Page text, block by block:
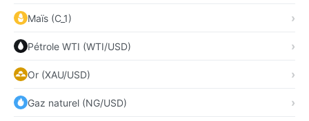
Maïs (C_1)
Pétrole WTI (WTI/USD)
Or (XAU/USD)
Gaz naturel (NG/USD)